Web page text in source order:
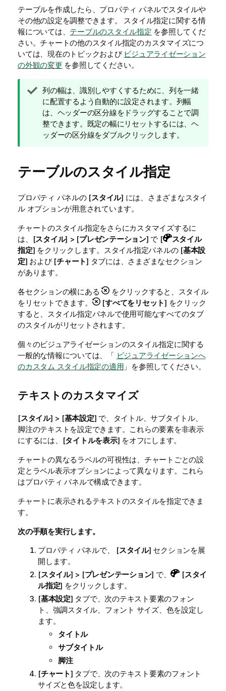
テーブルを作成したら、プロパティ パネルでスタイルや
その他の設定を調整できます。
スタイル指定に関する情
報については、 テーブルのスタイル指定 を参照してくだ
さい。チャートの他のスタイル指定のカスタマイズにつ
いては、現在のトピックおよび ビジュアライゼーション
の外観の変更 を参照してください。
ヒ
ン
ト
メ
モ
列の幅は、識別しやすくするために、列を一緒
に配置するよう自動的に設定されます。列幅
は、ヘッダーの区分線をドラッグすることで調
整できます。既定の幅にリセットするには、ヘ
ッダーの区分線をダブルクリックします。
テーブルのスタイル指定
プロパティ パネルの [スタイル] には、さまざまなスタイ
ル オプションが用意されています。
チャートのスタイル指定をさらにカスタマイズするに
は、[スタイル] > [プレゼンテーション] で [
スタイル
指定] をクリックします。スタイル指定パネルの [基本設
定] および [チャート] タブには、さまざまなセクション
があります。
各セクションの横にある
をクリックすると、スタイル
をリセットできます。
[すべてをリセット] をクリック
すると、スタイル指定パネルで使用可能なすべてのタブ
のスタイルがリセットされます。
個々のビジュアライゼーションのスタイル指定に関する
一般的な情報については、「 ビジュアライゼーションへ
のカスタム スタイル指定の適用 」を参照してください。
テキストのカスタマイズ
[スタイル] > [基本設定] で、タイトル、サブタイトル、
脚注のテキストを設定できます。これらの要素を非表示
にするには、[タイトルを表示] をオフにします。
チャートの異なるラベルの可視性は、チャートごとの設
定とラベル表示オプションによって異なります。これら
はプロパティ パネルで構成できます。
チャートに表示されるテキストのスタイルを指定できま
す。
次の手順を実行します。
プロパティ パネルで、 [スタイル] セクションを展
開します。
[スタイル] > [プレゼンテーション] で、 [スタイ
ル指定] をクリックします。
[基本設定] タブで、次のテキスト要素のフォン
ト、強調スタイル、フォント サイズ、色を設定し
ます。
タイトル
サブタイトル
脚注
[チャート] タブで、次のテキスト要素のフォント
サイズと色を設定します。